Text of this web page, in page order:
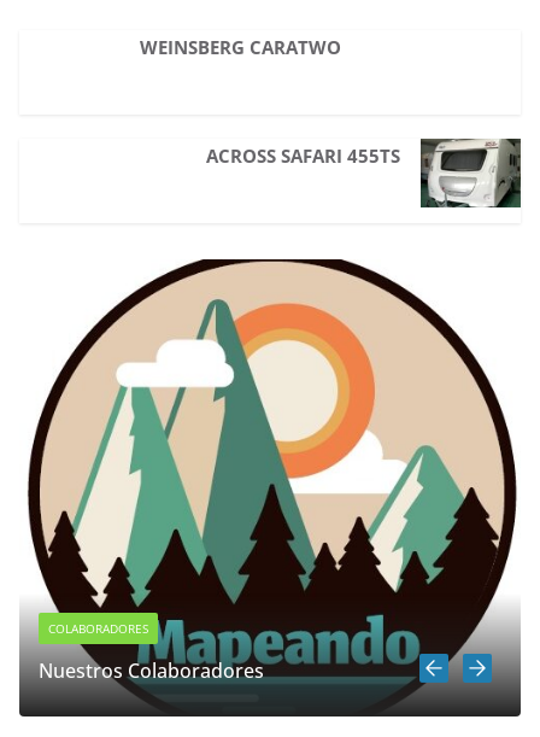
WEINSBERG CARATWO
ACROSS SAFARI 455TS
COLABORADORES
Nuestros Colaboradores